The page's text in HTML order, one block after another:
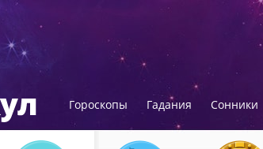
Гороскопы Гадания Сонники